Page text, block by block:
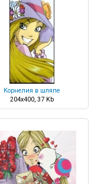
Корнелия в шляпе
204x400, 37 Kb